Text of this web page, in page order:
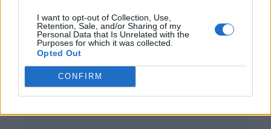
I want to opt-out of Collection, Use,
Retention, Sale, and/or Sharing of my
Personal Data that Is Unrelated with the
Purposes for which it was collected.
Opted Out
CONFIRM